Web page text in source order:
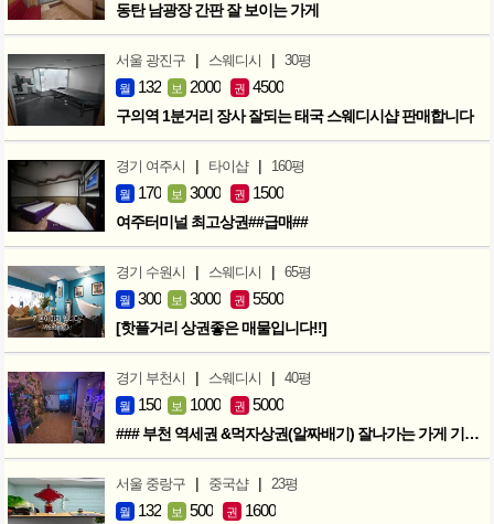
동탄 남광장 간판 잘 보이는 가게
서울 광진구 | 스웨디시 | 30평
월 132 보 2000 권 4500
구의역 1분거리 장사 잘되는 태국 스웨디시샵 판매합니다
경기 여주시 | 타이샵 | 160평
월 170 보 3000 권 1500
여주터미널 최고상권##급매##
경기 수원시 | 스웨디시 | 65평
월 300 보 3000 권 5500
[핫플거리 상권좋은 매물입니다!!]
경기 부천시 | 스웨디시 | 40평
월 150 보 1000 권 5000
### 부천 역세권 &먹자상권(알짜배기) 잘나가는 가게 기회입니다 ###
서울 중랑구 | 중국샵 | 23평
월 132 보 500 권 1600